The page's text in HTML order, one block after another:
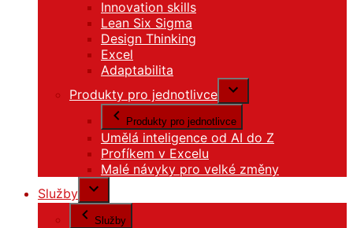
Innovation skills
Lean Six Sigma
Design Thinking
Excel
Adaptabilita
Produkty pro jednotlivce
Produkty pro jednotlivce
Umělá inteligence od AI do Z
Profíkem v Excelu
Malé návyky pro velké změny
Služby
Služby